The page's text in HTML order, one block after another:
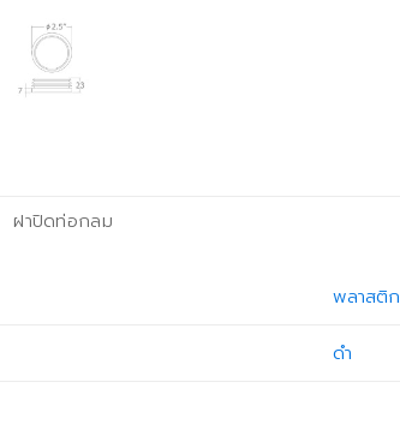
ฝาปิดท่อกลม
พลาสติก
ดำ